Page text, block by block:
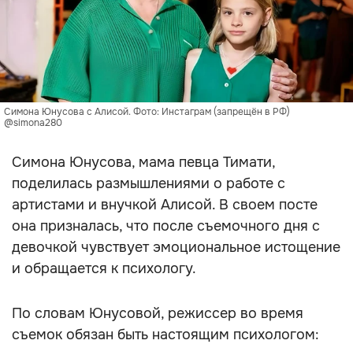
Симона Юнусова с Алисой. Фото: Инстаграм (запрещён в РФ)
@simona280
Симона Юнусова, мама певца Тимати,
поделилась размышлениями о работе с
артистами и внучкой Алисой. В своем посте
она призналась, что после съемочного дня с
девочкой чувствует эмоциональное истощение
и обращается к психологу.
По словам Юнусовой, режиссер во время
съемок обязан быть настоящим психологом: